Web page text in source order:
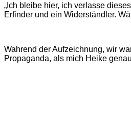
„Ich bleibe hier, ich verlasse
Erfinder und ein Widerständler.
Wahrend der Aufzeichnung, wir
Propaganda, als mich Heike